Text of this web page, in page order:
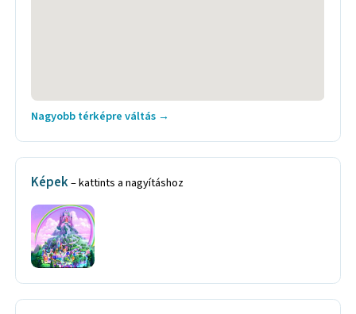
Nagyobb térképre váltás →
Képek– kattints a nagyításhoz